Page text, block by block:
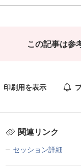
この記事は参
印刷用を表示
関連リンク
セッション詳細